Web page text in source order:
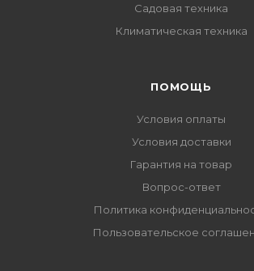
Садовая техника
Климатическая техника
ПОМОЩЬ
Условия оплаты
Условия доставки
Гарантия на товар
Вопрос-ответ
Политика
Пользовательское